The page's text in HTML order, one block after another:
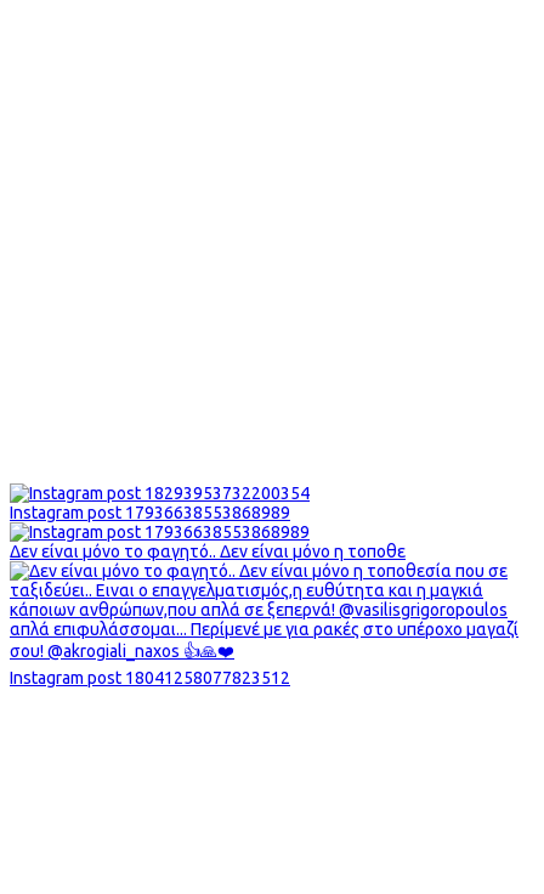
Instagram post 17936638553868989
Δεν είναι μόνο το φαγητό.. Δεν είναι μόνο η τοποθε
Instagram post 18041258077823512